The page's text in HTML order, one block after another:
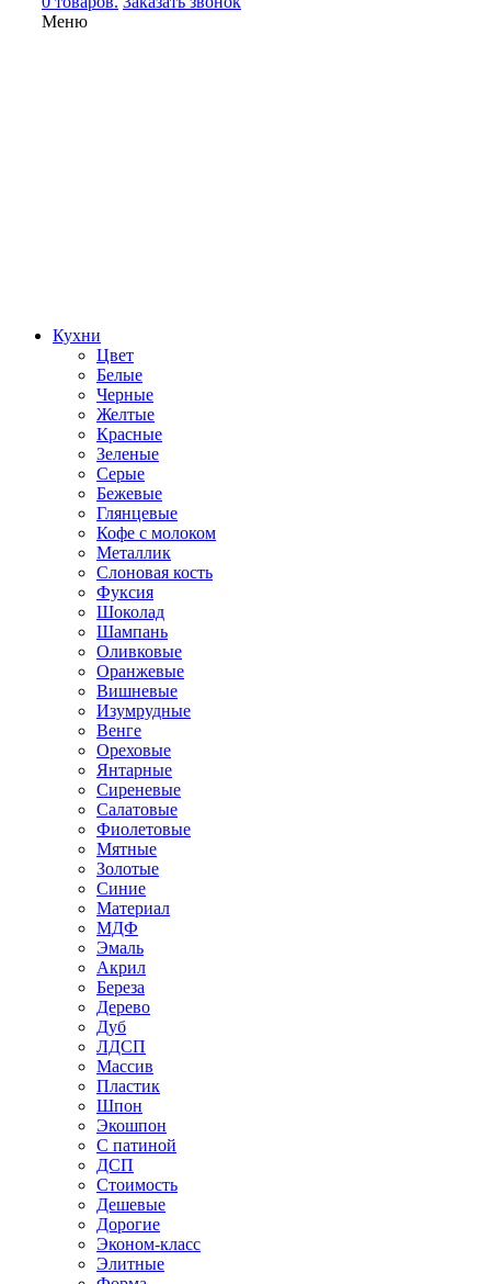
Меню
Кухни
Цвет
Белые
Черные
Желтые
Красные
Зеленые
Серые
Бежевые
Глянцевые
Кофе с молоком
Металлик
Слоновая кость
Фуксия
Шоколад
Шампань
Оливковые
Оранжевые
Вишневые
Изумрудные
Венге
Ореховые
Янтарные
Сиреневые
Салатовые
Фиолетовые
Мятные
Золотые
Синие
Материал
МДФ
Эмаль
Акрил
Береза
Дерево
Дуб
ЛДСП
Массив
Пластик
Шпон
Экошпон
С патиной
ДСП
Стоимость
Дешевые
Дорогие
Эконом-класс
Элитные